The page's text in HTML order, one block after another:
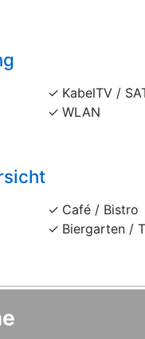
KabelTV /
WLAN
Café / Bistro
Biergarten /